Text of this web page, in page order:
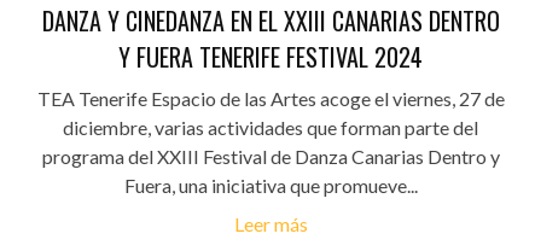
DANZA Y CINEDANZA EN EL XXIII CANARIAS DENTRO
Y FUERA TENERIFE FESTIVAL 2024
TEA Tenerife Espacio de las Artes acoge el viernes, 27 de
diciembre, varias actividades que forman parte del
programa del XXIII Festival de Danza Canarias Dentro y
Fuera, una iniciativa que promueve...
Leer más